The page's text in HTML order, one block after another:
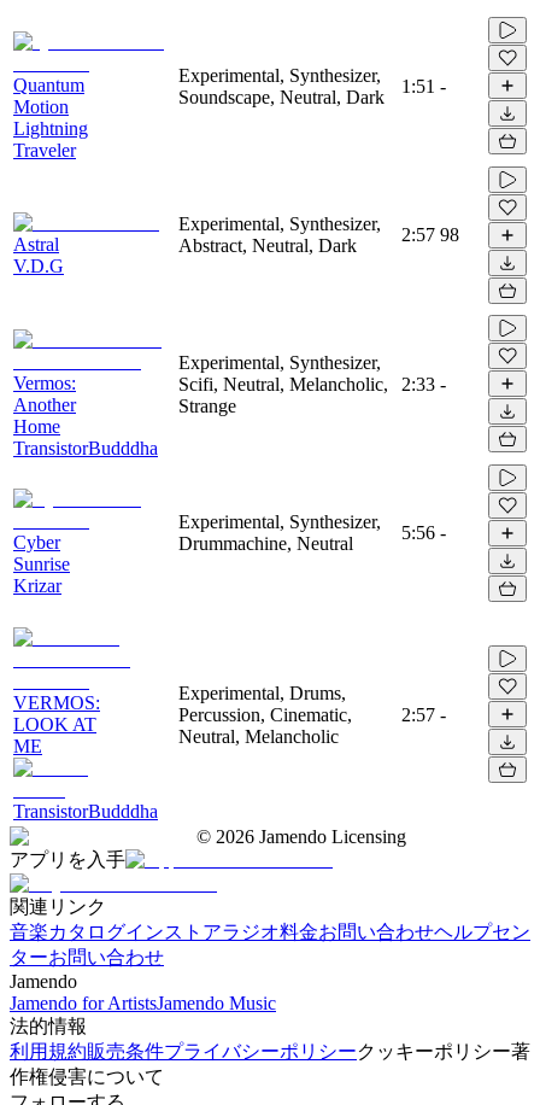
Quantum
Motion
Lightning
Traveler
Experimental, Synthesizer,
Soundscape, Neutral, Dark
1:51 -
Astral
V.D.G
Experimental, Synthesizer,
Abstract, Neutral, Dark
2:57 98
Vermos:
Another
Home
TransistorBudddha
Experimental, Synthesizer,
Scifi, Neutral, Melancholic,
Strange
2:33 -
Cyber
Sunrise
Krizar
Experimental, Synthesizer,
Drummachine, Neutral
5:56 -
VERMOS:
LOOK AT
ME
TransistorBudddha
Experimental, Drums,
Percussion, Cinematic,
Neutral, Melancholic
2:57 -
© 2026 Jamendo Licensing
アプリを入手
関連リンク
音楽カタログインストアラジオ料金お問い合わせヘルプセン
ターお問い合わせ
Jamendo
Jamendo for ArtistsJamendo Music
法的情報
利用規約販売条件プライバシーポリシークッキーポリシー著
作権侵害について